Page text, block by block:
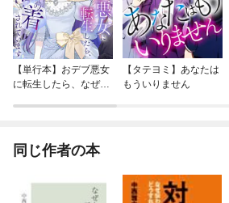
【単行本】おデブ悪女
に転生したら、なぜか
【タテヨミ】あなたは
もういりません
同じ作者の本